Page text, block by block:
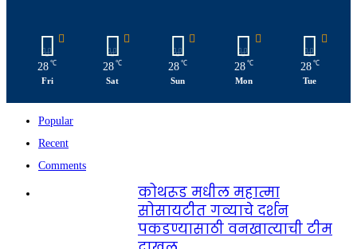
28 ℃
Fri
28 ℃
Sat
28 ℃
Sun
28 ℃
Mon
28 ℃
Tue
Popular
Recent
Comments
कोथरूड मधील महात्मा
सोसायटीत गव्याचे दर्शन
पकडण्यासाठी वनखात्याची टीम